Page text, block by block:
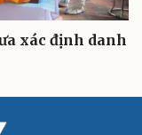
xác định danh